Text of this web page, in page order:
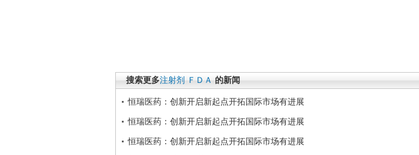
搜索更多注射剂 ＦＤＡ 的新闻
恒瑞医药：创新开启新起点开拓国际市场有进展
恒瑞医药：创新开启新起点开拓国际市场有进展
恒瑞医药：创新开启新起点开拓国际市场有进展